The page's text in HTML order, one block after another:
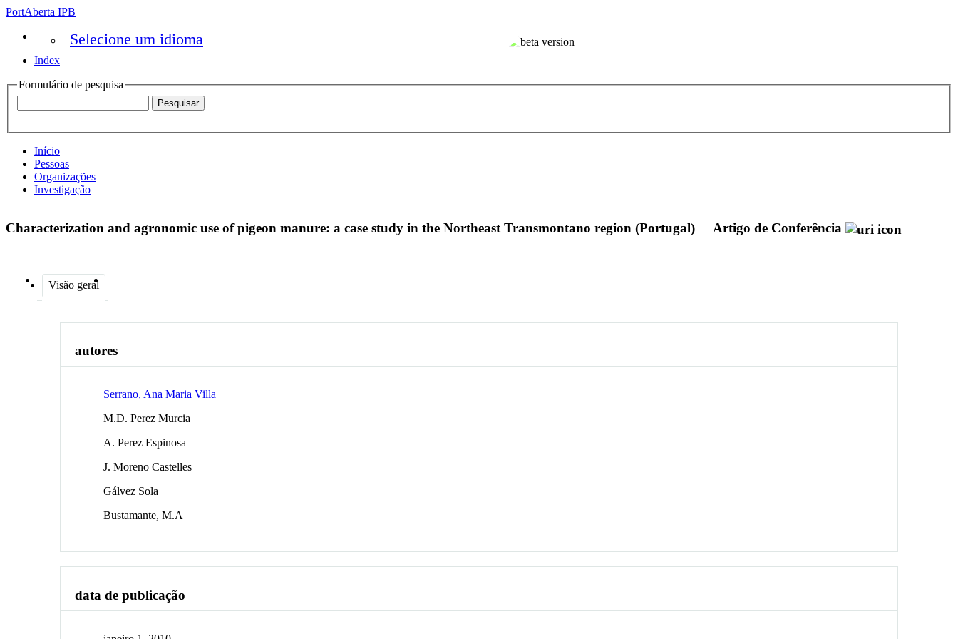
PortAberta IPB
Selecione um idioma
Index
Formulário de pesquisa
Início
Pessoas
Organizações
Investigação
Characterization and agronomic use of pigeon manure: a case study in the Northeast Transmontano region (Portugal) Artigo de Conferência
Visão geral
autores
Serrano, Ana Maria Villa
M.D. Perez Murcia
A. Perez Espinosa
J. Moreno Castelles
Gálvez Sola
Bustamante, M.A
data de publicação